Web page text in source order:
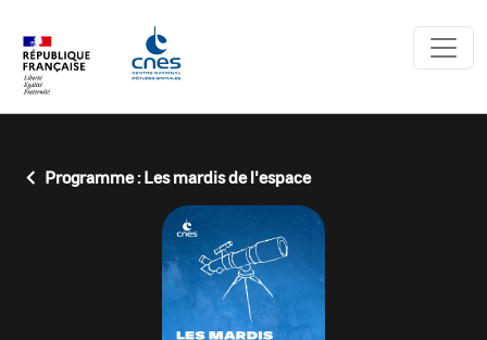
Programme : Les mardis de l'espace